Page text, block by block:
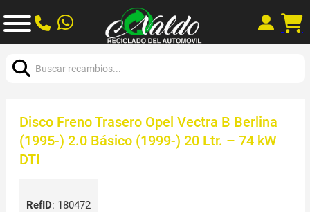
Disco Freno Trasero Opel Vectra B Berlina
(1995-) 2.0 Básico (1999-) 20 Ltr. – 74 kW
DTI
RefID: 180472